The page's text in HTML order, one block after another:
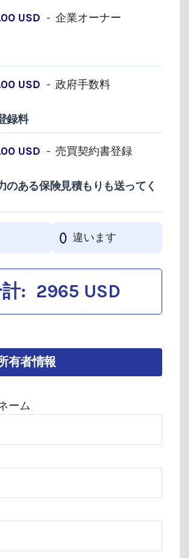
USD - 企業オーナー
USD - 政府手数料
録料
USD - 売買契約書登録
のある保険見積もりも送ってく
違います
: 2965 USD
有者情報
ーム